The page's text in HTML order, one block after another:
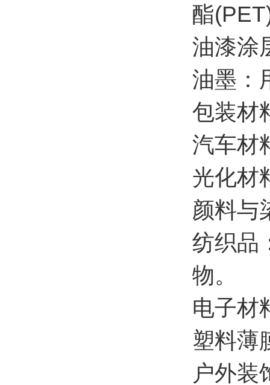
酯
油漆涂
油墨：
包装材
汽车材
光化材
颜料与
纺织品
物。
电子材
塑料薄
户外装